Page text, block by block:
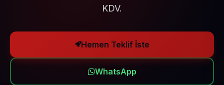
KDV.
Hemen Teklif İste
WhatsApp